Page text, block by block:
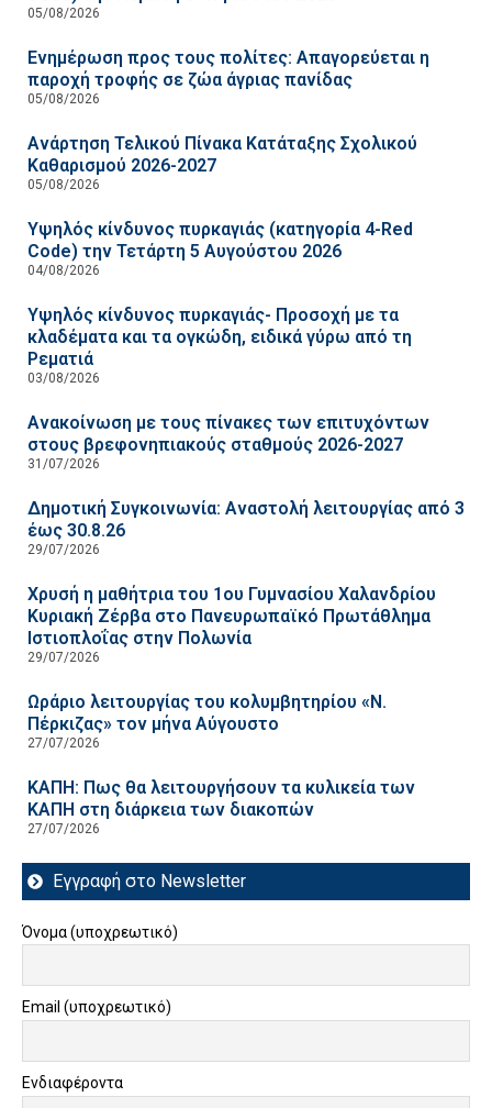
05/08/2026
Ενημέρωση προς τους πολίτες: Απαγορεύεται η
παροχή τροφής σε ζώα άγριας πανίδας
05/08/2026
Ανάρτηση Τελικού Πίνακα Κατάταξης Σχολικού
Καθαρισμού 2026-2027
05/08/2026
Υψηλός κίνδυνος πυρκαγιάς (κατηγορία 4-Red
Code) την Τετάρτη 5 Αυγούστου 2026
04/08/2026
Υψηλός κίνδυνος πυρκαγιάς- Προσοχή με τα
κλαδέματα και τα ογκώδη, ειδικά γύρω από τη
Ρεματιά
03/08/2026
Ανακοίνωση με τους πίνακες των επιτυχόντων
στους βρεφονηπιακούς σταθμούς 2026-2027
31/07/2026
Δημοτική Συγκοινωνία: Αναστολή λειτουργίας από 3
έως 30.8.26
29/07/2026
Χρυσή η μαθήτρια του 1ου Γυμνασίου Χαλανδρίου
Κυριακή Ζέρβα στο Πανευρωπαϊκό Πρωτάθλημα
Ιστιοπλοΐας στην Πολωνία
29/07/2026
Ωράριο λειτουργίας του κολυμβητηρίου «Ν.
Πέρκιζας» τον μήνα Αύγουστο
27/07/2026
ΚΑΠΗ: Πως θα λειτουργήσουν τα κυλικεία των
ΚΑΠΗ στη διάρκεια των διακοπών
27/07/2026
Εγγραφή στο Newsletter
Όνομα (υποχρεωτικό)
Email (υποχρεωτικό)
Ενδιαφέροντα